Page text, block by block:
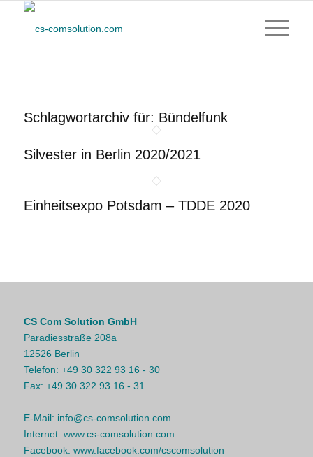
Schlagwortarchiv für: Bündelfunk
Silvester in Berlin 2020/2021
Einheitsexpo Potsdam – TDDE 2020
CS Com Solution GmbH
Paradiesstraße 208a
12526 Berlin
Telefon: +49 30 322 93 16 - 30
Fax: +49 30 322 93 16 - 31
E-Mail: info@cs-comsolution.com
Internet: www.cs-comsolution.com
Facebook: www.facebook.com/cscomsolution